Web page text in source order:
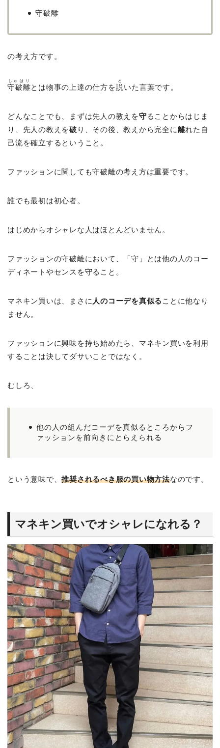
守破離
の考え方です。
守破離
しゅはり
とは物事の上達の仕方を説
と
いた言葉です。
どんなことでも、まずは先人の教えを守ることからはじま
り、先人の教えを破 り、その後、教えから完全に離れた自
己流を確立するということ。
ファッションに関しても守破離の考え方は重要です。
誰でも最初は初心者。
はじめからオシャレな人はほとんどいません。
ファッションの守破離において、「守」とは他の人のコー
ディネートやセンスを守ること。
マネキン買いは、まさに 人のコーデを真似る ことに他なり
ません。
ファッションに興味を持ち始めたら、マネキン買いを利用
することは決してダサいことではなく。
むしろ、
他の人の組んだコーデを真似るところからフ
ァッションを前向きにとらえられる
という意味で、推奨されるべき服の買い物方法なのです。
マネキン買いでオシャレになれる？